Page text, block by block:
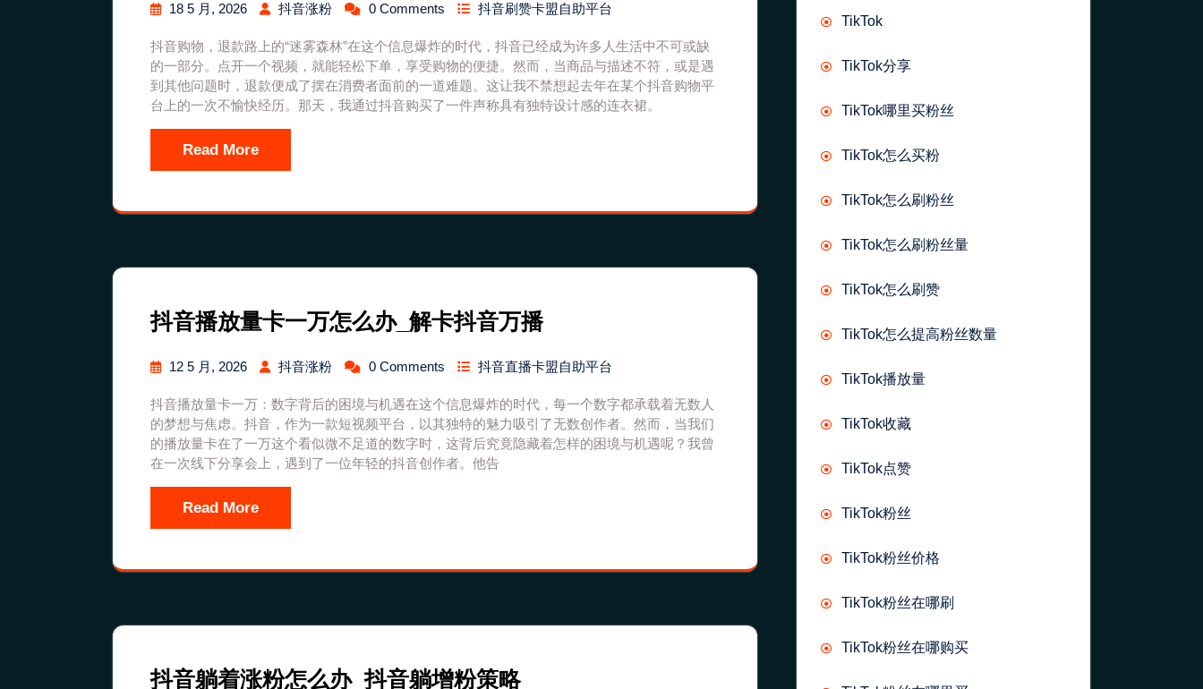
18 5 月, 2026 抖音涨粉 0 Comments 抖音刷赞卡盟自助平台
抖音购物，退款路上的“迷雾森林”在这个信息爆炸的时代，抖音已经成为许多人生活中不可或缺
的一部分。点开一个视频，就能轻松下单，享受购物的便捷。然而，当商品与描述不符，或是遇
到其他问题时，退款便成了摆在消费者面前的一道难题。这让我不禁想起去年在某个抖音购物平
台上的一次不愉快经历。那天，我通过抖音购买了一件声称具有独特设计感的连衣裙。
Read More
抖音播放量卡一万怎么办_解卡抖音万播
12 5 月, 2026 抖音涨粉 0 Comments 抖音直播卡盟自助平台
抖音播放量卡一万：数字背后的困境与机遇在这个信息爆炸的时代，每一个数字都承载着无数人
的梦想与焦虑。抖音，作为一款短视频平台，以其独特的魅力吸引了无数创作者。然而，当我们
的播放量卡在了一万这个看似微不足道的数字时，这背后究竟隐藏着怎样的困境与机遇呢？我曾
在一次线下分享会上，遇到了一位年轻的抖音创作者。他告
Read More
抖音躺着涨粉怎么办_抖音躺增粉策略
TikTok
TikTok分享
TikTok哪里买粉丝
TikTok怎么买粉
TikTok怎么刷粉丝
TikTok怎么刷粉丝量
TikTok怎么刷赞
TikTok怎么提高粉丝数量
TikTok播放量
TikTok收藏
TikTok点赞
TikTok粉丝
TikTok粉丝价格
TikTok粉丝在哪刷
TikTok粉丝在哪购买